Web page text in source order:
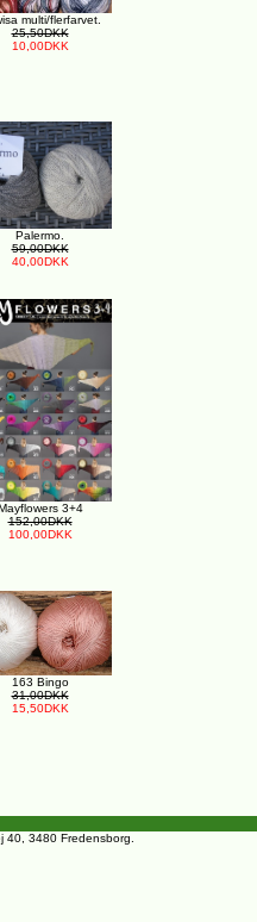
multi/flerfarvet.
25,50DKK
10,00DKK
Palermo.
59,00DKK
40,00DKK
3+4
152,00DKK
100,00DKK
163 Bingo
31,00DKK
15,50DKK
40, 3480 Fredensborg.